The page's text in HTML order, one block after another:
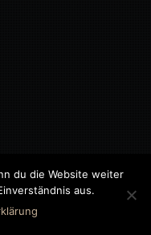
GMBH
du die Website weiter
aus.